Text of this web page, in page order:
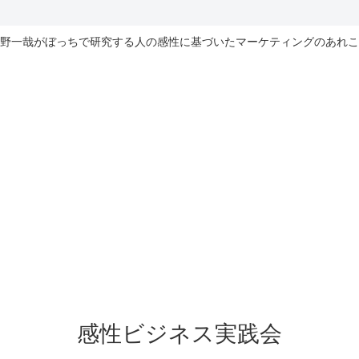
一哉がぼっちで研究する人の感性に基づいたマーケティングのあれ
感性ビジネス実践会